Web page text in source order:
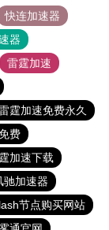
快连加速器
器
雷霆加速
霆加速免费永久
费
加速下载
驰加速器
节点购买网站